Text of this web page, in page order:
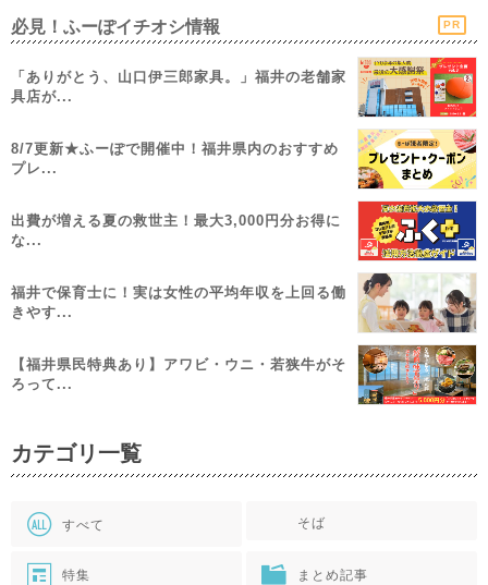
必見！ふーぽイチオシ情報 PR
「ありがとう、山口伊三郎家具。」福井の老舗家
具店が...
8/7更新★ふーぽで開催中！福井県内のおすすめ
プレ...
出費が増える夏の救世主！最大3,000円分お得に
な...
福井で保育士に！実は女性の平均年収を上回る働
きやす...
【福井県民特典あり】アワビ・ウニ・若狭牛がそ
ろって...
カテゴリ一覧
すべて そば
特集 まとめ記事